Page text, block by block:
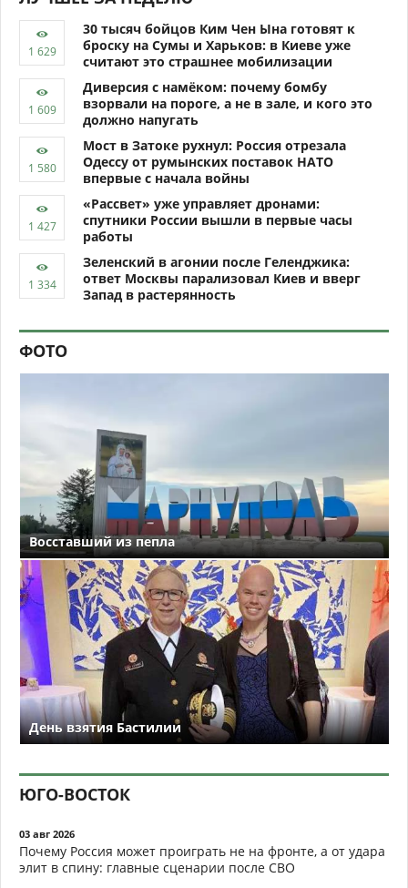
30 тысяч бойцов Ким Чен Ына готовят к
броску на Сумы и Харьков: в Киеве уже
считают это страшнее мобилизации
Диверсия с намёком: почему бомбу
взорвали на пороге, а не в зале, и кого это
должно напугать
Мост в Затоке рухнул: Россия отрезала
Одессу от румынских поставок НАТО
впервые с начала войны
«Рассвет» уже управляет дронами:
спутники России вышли в первые часы
работы
Зеленский в агонии после Геленджика:
ответ Москвы парализовал Киев и вверг
Запад в растерянность
ФОТО
Восставший из пепла
День взятия Бастилии
ЮГО-ВОСТОК
03 авг 2026
Почему Россия может проиграть не на фронте, а от удара
элит в спину: главные сценарии после СВО